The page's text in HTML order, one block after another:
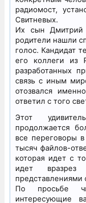
радиомост,
Свитневых.
Их сын Дмитрий
родители нашли
голос. Кандидат
его коллеги из
разработанных
связь с иным
отозвался
ответил с того
Этот
продолжается
все переговоры
тысяч файлов-
которая идет с
идет
представлениями
По просьбе
интересующие